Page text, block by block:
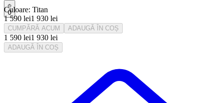
0
Culoare: Titan
1 590 lei1 930 lei
CUMPĂRĂ ACUM ADAUGĂ ÎN COȘ
1 590 lei1 930 lei
ADAUGĂ ÎN COȘ